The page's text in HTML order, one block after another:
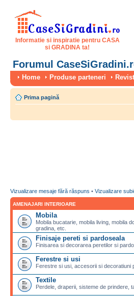
Informatie si inspiratie pentru CASA
si GRADINA ta!
Forumul
Home Produse parteneri
Prima pagină
Vizualizare mesaje fără răspuns • Vizualizare
AMENAJARI INTERIOARE
Mobila
Mobila bucatarie, mobila living, mobila
gradina, etc.
Finisaje pereti si pardoseala
Finisarea si decorarea peretilor si
Ferestre si usi
Ferestre si usi, accesorii si decoratiuni
Textile
Perdele, draperii, sisteme de prindere,